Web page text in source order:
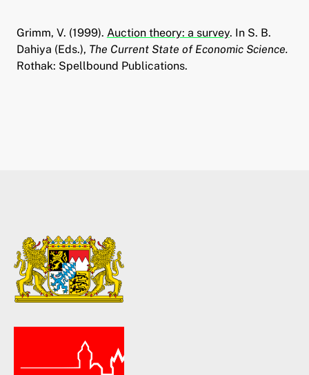
Grimm, V. (1999). Auction theory: a survey. In S. B.
Dahiya (Eds.), The Current State of Economic Science.
Rothak: Spellbound Publications.